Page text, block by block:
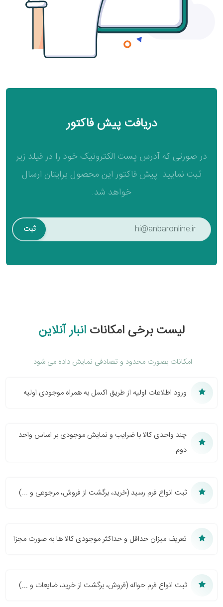
دریافت پیش فاکتور
در صورتی که آدرس پست الکترونیک خود را در فیلد زیر
ثبت نمایید. پیش فاکتور این محصول برایتان ارسال
خواهد شد.
ثبت
لیست برخی امکاناتانبار آنلاین
امکانات بصورت محدود و تصادفی نمایش داده می شود.
ورود اطلاعات اولیه از طریق اکسل به همراه موجودی اولیه
چند واحدی کالا با ضرایب و نمایش موجودی بر اساس واحد
دوم
ثبت انواع فرم رسید (خرید، برگشت از فروش، مرجوعی و ...)
تعریف میزان حداقل و حداکثر موجودی کالا ها به صورت مجزا
ثبت انواع فرم حواله (فروش، برگشت از خرید، ضایعات و ...)